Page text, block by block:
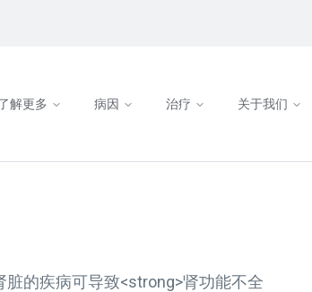
解更多 病因 治疗 关于我们
的疾病可导致<strong>肾功能不全